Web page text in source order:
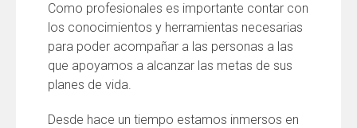
Como profesionales es importante contar con
los conocimientos y herramientas necesarias
para poder acompañar a las personas a las
que apoyamos a alcanzar las metas de sus
planes de vida.
Desde hace un tiempo estamos inmersos en